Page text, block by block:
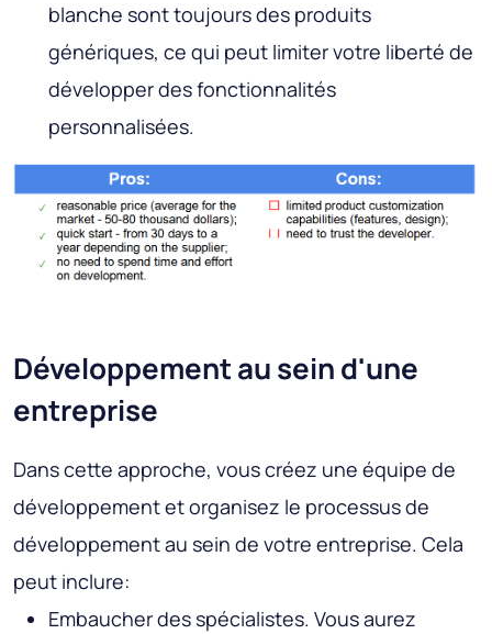
blanche sont toujours des produits
génériques, ce qui peut limiter votre liberté de
développer des fonctionnalités
personnalisées.
Développement au sein d'une
entreprise
Dans cette approche, vous créez une équipe de
développement et organisez le processus de
développement au sein de votre entreprise. Cela
peut inclure:
Embaucher des spécialistes. Vous aurez